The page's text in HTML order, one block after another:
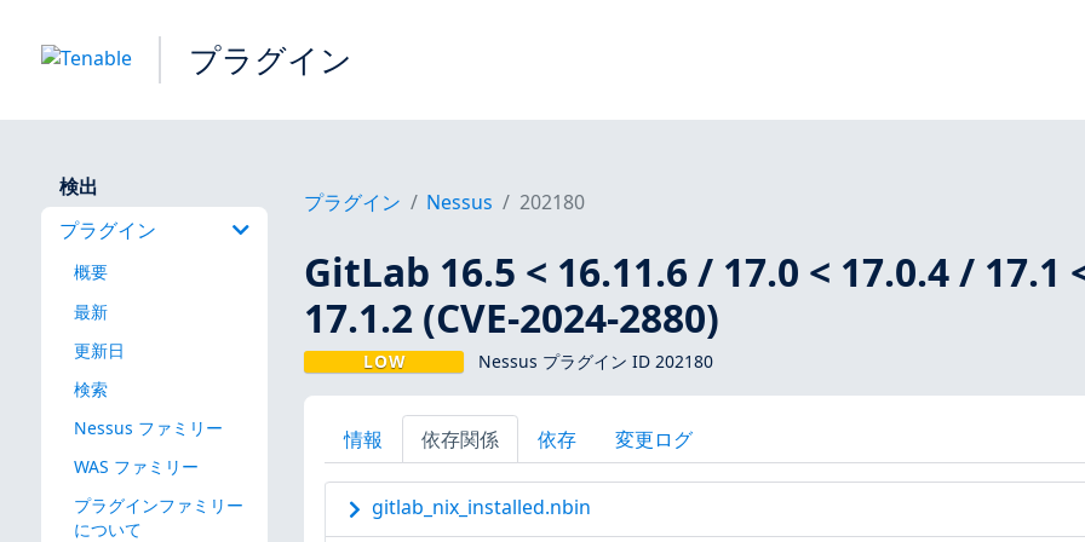
プラグイン
検出
プラグイン
概要
最新
更新日
検索
Nessus ファミリー
WAS ファミリー
プラグインファミリー
について
プラグイン Nessus 202180
GitLab 16.5 < 16.11.6 / 17.0 < 17.0.4 / 17.1
17.1.2 (CVE-2024-2880)
LOW Nessus プラグイン ID 202180
情報 依存関係 依存 変更ログ
gitlab_nix_installed.nbin